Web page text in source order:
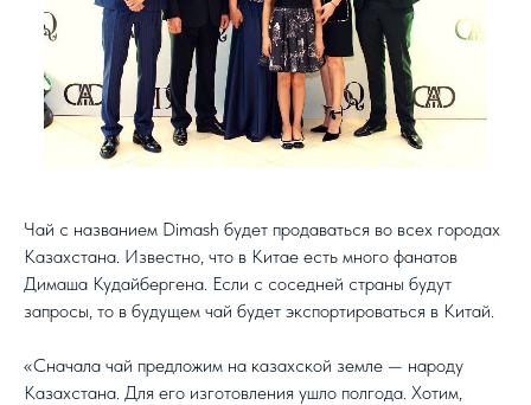
Чай с названием Dimash будет продаваться во всех городах
Казахстана. Известно, что в Китае есть много фанатов
Димаша Кудайбергена. Если с соседней страны будут
запросы, то в будущем чай будет экспортироваться в Китай.
«Сначала чай предложим на казахской земле — народу
Казахстана. Для его изготовления ушло полгода. Хотим,